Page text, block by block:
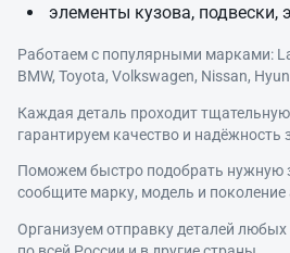
элементы кузова, подвески,
Работаем с популярными марками:
BMW, Toyota, Volkswagen, Nissan,
Каждая деталь проходит
гарантируем качество и надёжность
Поможем быстро подобрать нужную
сообщите марку, модель и
Организуем отправку деталей